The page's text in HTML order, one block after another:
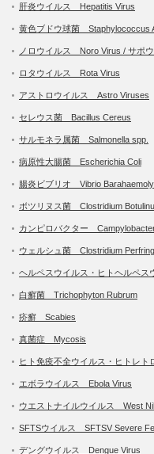
肝炎ウイルス Hepatitis Virus
黄色ブドウ球菌 Staphylococcus
ノロウイルス Noro Virus / サポ
ロタウイルス Rota Virus
アストロウイルス Astro Viruses
セレウス菌 Bacillus Cereus
サルモネラ属菌 Salmonella spp.
病原性大腸菌 Escherichia Coli
腸炎ビブリオ Vibrio
ボツリヌス菌 Clostridium
カンピロバクター
ウェルシュ菌 Clostridium
ヘルペスウイルス・ヒトヘルペ
白癬菌 Trichophyton Rubrum
疥癬 Scabies
真菌症 Mycosis
ヒト免疫不全ウイルス・ヒトレ
エボラウイルス Ebola Virus
ウエストナイルウイルス West
SFTSウイルス SFTSV Severe
デングウイルス Dengue Virus